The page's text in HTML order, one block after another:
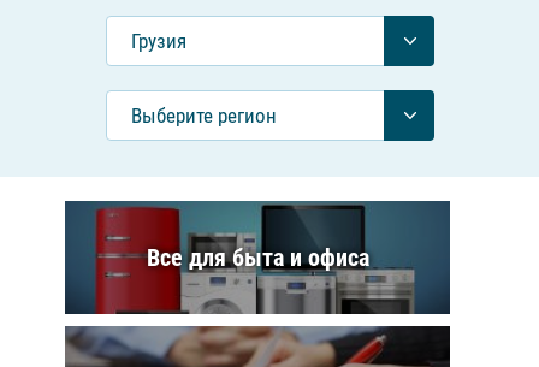
Грузия
Выберите регион
Все для быта и офиса